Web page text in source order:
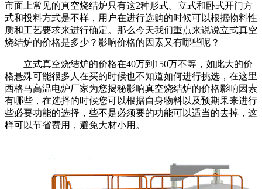
市面上常见的真空烧结炉只有这2种形式。立式和卧式开门方
式和投料方式是不样，用户在进行选购的时候可以根据物料性
质和工艺要求来进行确定。那么今天我们重点来说说立式真空
烧结炉的价格是多少？影响价格的因素又有哪些呢？
立式真空烧结炉的价格在40万到150万不等，如此大的价
格悬殊可能很多人在买的时候也不知道如何进行挑选，在这里
西格马高温电炉厂家为您揭秘影响真空烧结炉的价格影响因素
有哪些，在选择的时候您可以根据自身物料以及预期果来进行
些必要功能的选择， 些不是必须要的功能可以适当的去掉，这
样可以节省费用，避免大材小用。